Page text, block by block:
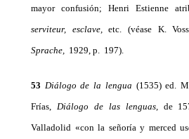
mayor confusión; Henri Estienne
serviteur, esclave,etc. (véase K.
Sprache, 1929, p. 197).
53 Diálogo de la lengua (1535) ed.
Frías, Diálogo de las lenguas, de
Valladolid «con la señoría y merced